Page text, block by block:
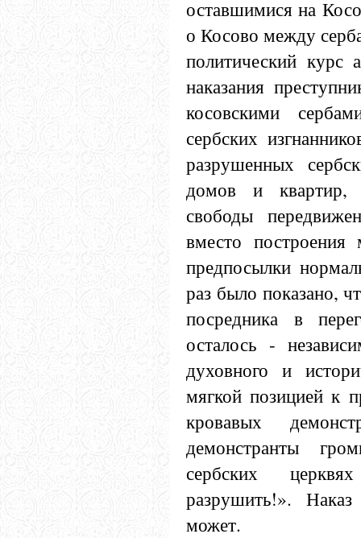
оставшимися на
о Косово между
политический курс
наказания
косовскими
сербских
разрушенных
домов и квартир,
свободы
вместо
предпосылки
раз было показано,
посредника в
осталось -
духовного и
мягкой позицией к
кровавых
демонстранты
сербских
разрушить!».
может.